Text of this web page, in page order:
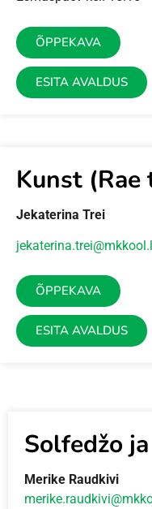
ÕPPEKAVA
ESITA AVALDUS
Kunst (Rae
Jekaterina Trei
ÕPPEKAVA
ESITA AVALDUS
Solfedžo
Merike Raudkivi